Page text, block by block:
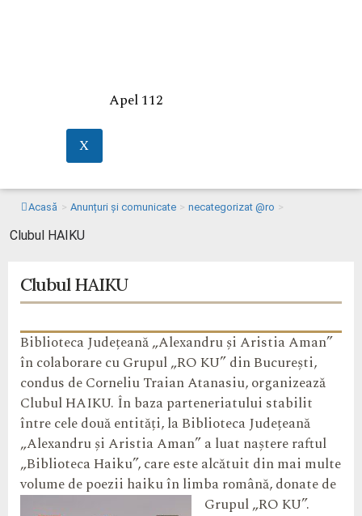
Apel 112
X
Acasă > Anunțuri și comunicate > necategorizat @ro >
Clubul HAIKU
Clubul HAIKU
Biblioteca Județeană „Alexandru și Aristia Aman”
în colaborare cu Grupul „RO KU” din București,
condus de Corneliu Traian Atanasiu, organizează
Clubul HAIKU. În baza parteneriatului stabilit
între cele două entități, la Biblioteca Județeană
„Alexandru și Aristia Aman” a luat naștere raftul
„Biblioteca Haiku”, care este alcătuit din mai multe
volume de poezii haiku în limba română, donate de
Grupul „RO KU”.